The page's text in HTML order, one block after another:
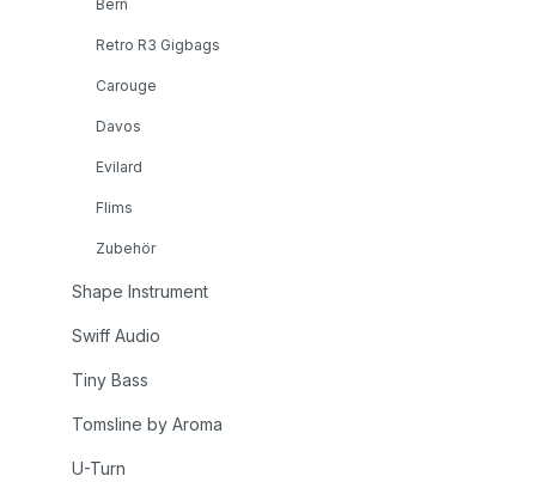
Bern
Retro R3 Gigbags
Carouge
Davos
Evilard
Flims
Zubehör
Shape Instrument
Swiff Audio
Tiny Bass
Tomsline by Aroma
U-Turn